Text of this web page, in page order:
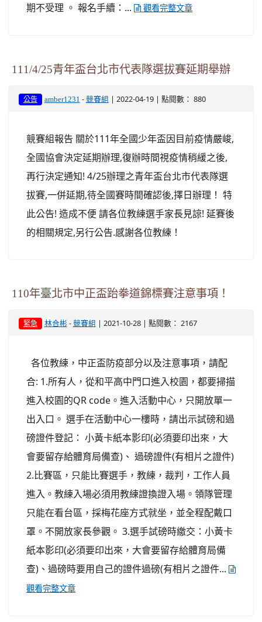
期不受理 。 報名手續：...
觀看完整文章
111/4/25青年盃台北市代表隊選拔賽延期舉辦
公告 amber1231 - 競賽組 | 2022-04-19 | 點閱數： 880
競賽組報告 關於111年全國少年盃因目前疫情嚴峻,
全國協會決定延期辦理,復辦時間視疫情稍緩之後,
再行決定通知! 4/25辦理之青年盃台北市代表隊選
拔賽,一併延期,待全國賽時間確認後,擇日辦理！ 特
此公告! 造成不便 請各位教練選手家長見諒! 延賽後
的相關規定,另行公告.感謝各位教練！
110年臺北市中正盃跆拳道錦標賽注意事項！
緊急 林合彬 - 競賽組 | 2021-10-28 | 點閱數： 2167
各位教練，中正盃防疫部分以及注意事項，請配
合: 1.所有人，從和平高中門口進入校園，都要掃描
進入校園的QR code。進入活動中心，只開放單一
出入口。 選手在活動中心一樓時，請出示試磅和過
磅證件登記： 小黃卡紙本影印(必須要印出來，大
會要留存給體育局備查)、 過磅證件(有相片之證件)
2.比賽區，只能比賽選手，教練，裁判，工作人員
進入。教練入場必須用教練證換證入場。領隊管理
只能在看台區，採梅花座方式就坐，並全程配戴口
罩。不開放家長參觀。 3.選手試磅時繳交：小黃卡
紙本影印(必須要印出來，大會要留存給體育局備
查)、過磅時要用自己的證件過磅(有相片之證件...
觀看完整文章